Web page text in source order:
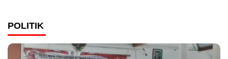
POLITIK